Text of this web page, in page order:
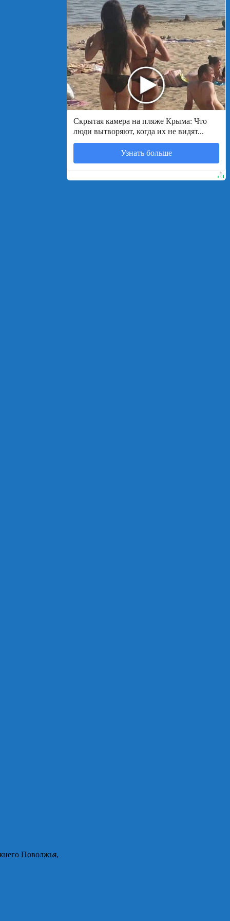
Скрытая камера на пляже Крыма: Что
люди вытворяют, когда их не видят...
Узнать больше
Поволжья,